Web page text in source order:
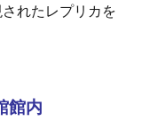
れたレプリカを
館内